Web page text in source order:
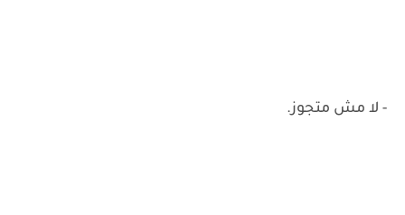
- لا مش متجوز.